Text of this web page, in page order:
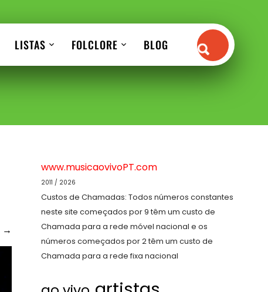
LISTAS FOLCLORE BLOG
→
www.musicaovivoPT.com
2011 / 2026
Custos de Chamadas: Todos números constantes
neste site começados por 9 têm um custo de
Chamada para a rede móvel nacional e os
números começados por 2 têm um custo de
Chamada para a rede fixa nacional